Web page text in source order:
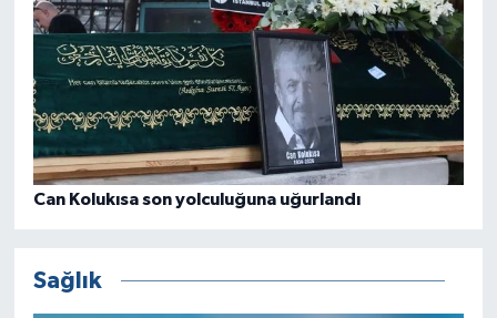
Can Kolukısa son yolculuğuna uğurlandı
Sağlık